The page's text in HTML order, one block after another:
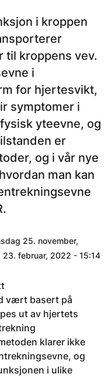
i kroppen
kroppens vev.
i
for hjertesvikt,
symptomer i
yteevne, og
er
og i vår nye
man kan
25. november,
februar, 2022 - 15:14
vært basert på
ut av hjertets
klarer ikke
og
i ulike